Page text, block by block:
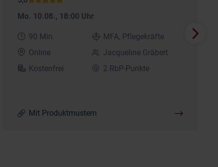
Mo. 10.08., 18:00 Uhr
90 Min.
MFA, Pflegekräfte
Online
Jacqueline Gräbert
Kostenfrei
2 RbP-Punkte
Mit Produktmustern